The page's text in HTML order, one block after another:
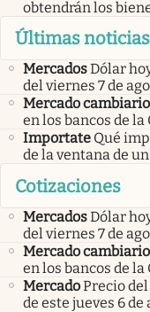
obtendrán los
Últimas noticias
MercadosDólar
del viernes 7 de
Mercado cambiario
en los bancos de
Importate Qué
de la ventana de
Cotizaciones
MercadosDólar
del viernes 7 de
Mercado cambiario
en los bancos de
MercadoPrecio
de este jueves 6 de